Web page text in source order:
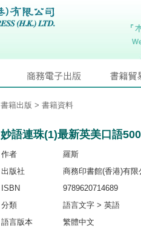
書籍出版 > 書籍資料
妙語連珠(1)最新英美口語500
作者
羅斯
出版社
商務印書館(香港)有限
ISBN
9789620714689
分類
語言文字 > 英語
語言版本
繁體中文